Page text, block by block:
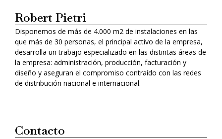
Robert Pietri
Disponemos de más de 4.000 m2 de instalaciones en las
que más de 30 personas, el principal activo de la empresa,
desarrolla un trabajo especializado en las distintas áreas de
la empresa: administración, producción, facturación y
diseño y aseguran el compromiso contraído con las redes
de distribución nacional e internacional.
Contacto